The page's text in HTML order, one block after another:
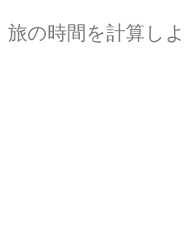
旅の時間を計算しよ